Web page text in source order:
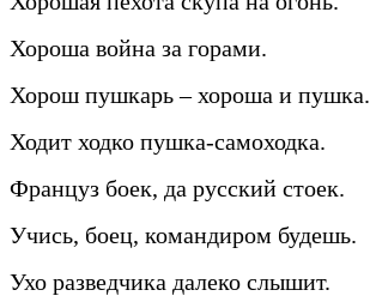
Хороша война за горами.
Хорош пушкарь – хороша и пушка.
Ходит ходко пушка-самоходка.
Француз боек, да русский стоек.
Учись, боец, командиром будешь.
Ухо разведчика далеко слышит.